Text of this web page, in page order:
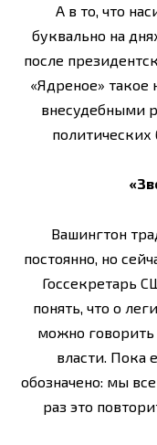
А в то, что
буквально на
после
«Ядреное» такое
внесудебными
политических
Вашингтон
постоянно, но
Госсекретарь
понять, что о
можно говорить
власти. Пока
обозначено: мы
раз это